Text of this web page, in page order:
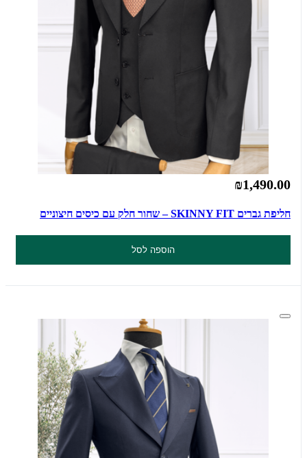
₪1,490.00
חליפת גברים SKINNY FIT – שחור חלק עם כיסים חיצוניים
הוספה לסל